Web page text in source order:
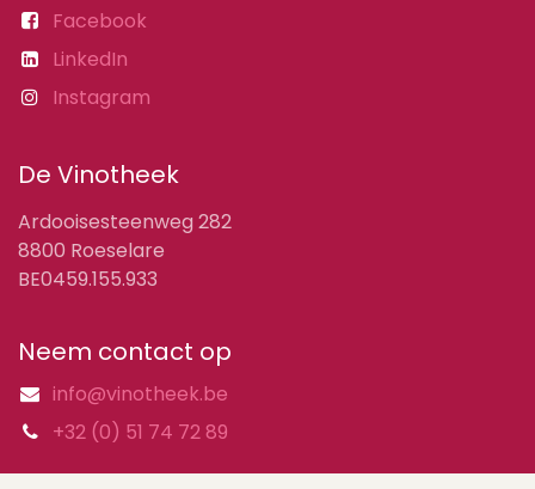
Facebook
LinkedIn
Instagram
De Vinotheek
Ardooisesteenweg 282
8800 Roeselare
BE0459.155.933
Neem contact op
info@vinotheek.be
+32 (0) 51 74 72 89